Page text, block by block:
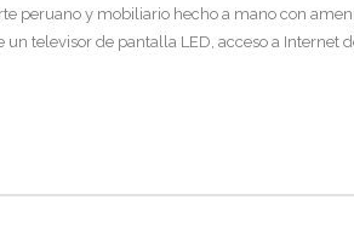
peruano y mobiliario hecho a mano con
televisor de pantalla LED, acceso a Internet